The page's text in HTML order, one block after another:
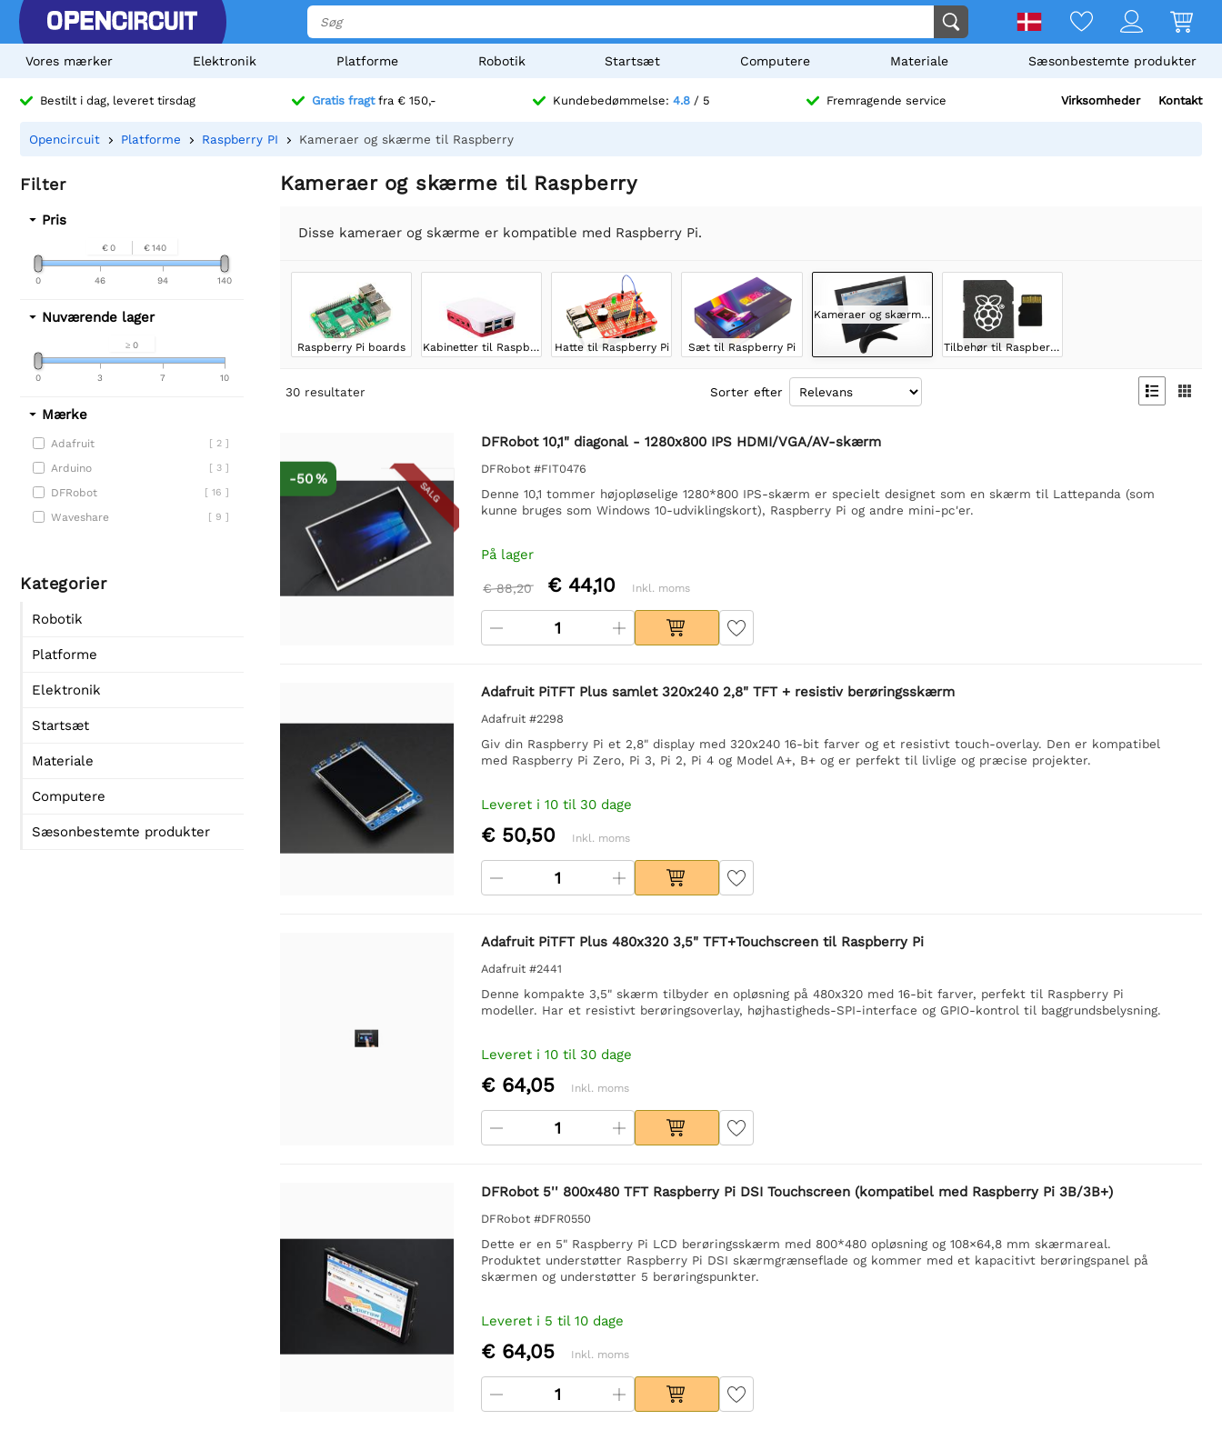
Vores mærker Elektronik Platforme Robotik Startsæt Computere Materiale Sæsonbestemte produkter
Bestilt i dag, leveret tirsdag Gratis fragtfra € 150,- Kundebedømmelse: 4.8 / 5 Fremragende service Virksomheder Kontakt
Opencircuit Platforme Raspberry PI Kameraer og skærme til Raspberry
Filter
Pris
€ 0 € 140
0 140
46 94
Nuværende lager
≥ 0
0 10
3 7
Mærke
Adafruit [ 2 ]
Arduino [ 3 ]
DFRobot [ 16 ]
Waveshare [ 9 ]
Kategorier
Robotik
Platforme
Elektronik
Startsæt
Materiale
Computere
Sæsonbestemte produkter
Kameraer og skærme til Raspberry
Disse kameraer og skærme er kompatible med Raspberry Pi.
Raspberry Pi boards Kabinetter til Raspberry Pi Hatte til Raspberry Pi Sæt til Raspberry Pi
Kameraer og skærme til Raspberry
Tilbehør til Raspberry Pi
30 resultater Sorter efter  
SALG
-50 %
DFRobot 10,1" diagonal - 1280x800 IPS HDMI/VGA/AV-skærm
DFRobot #FIT0476
Denne 10,1 tommer højopløselige 1280*800 IPS-skærm er specielt designet som en skærm til Lattepanda (som
kunne bruges som Windows 10-udviklingskort), Raspberry Pi og andre mini-pc'er.
På lager
€ 88,20 € 44,10 Inkl. moms
Adafruit PiTFT Plus samlet 320x240 2,8" TFT + resistiv berøringsskærm
Adafruit #2298
Giv din Raspberry Pi et 2,8" display med 320x240 16-bit farver og et resistivt touch-overlay. Den er kompatibel
med Raspberry Pi Zero, Pi 3, Pi 2, Pi 4 og Model A+, B+ og er perfekt til livlige og præcise projekter.
Leveret i 10 til 30 dage
€ 50,50 Inkl. moms
Adafruit PiTFT Plus 480x320 3,5" TFT+Touchscreen til Raspberry Pi
Adafruit #2441
Denne kompakte 3,5" skærm tilbyder en opløsning på 480x320 med 16-bit farver, perfekt til Raspberry Pi
modeller. Har et resistivt berøringsoverlay, højhastigheds-SPI-interface og GPIO-kontrol til baggrundsbelysning.
Leveret i 10 til 30 dage
€ 64,05 Inkl. moms
DFRobot 5'' 800x480 TFT Raspberry Pi DSI Touchscreen (kompatibel med Raspberry Pi 3B/3B+)
DFRobot #DFR0550
Dette er en 5" Raspberry Pi LCD berøringsskærm med 800*480 opløsning og 108×64,8 mm skærmareal.
Produktet understøtter Raspberry Pi DSI skærmgrænseflade og kommer med et kapacitivt berøringspanel på
skærmen og understøtter 5 berøringspunkter.
Leveret i 5 til 10 dage
€ 64,05 Inkl. moms